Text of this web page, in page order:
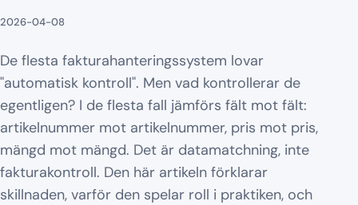
2026-04-08
De flesta fakturahanteringssystem lovar
"automatisk kontroll". Men vad kontrollerar de
egentligen? I de flesta fall jämförs fält mot fält:
artikelnummer mot artikelnummer, pris mot pris,
mängd mot mängd. Det är datamatchning, inte
fakturakontroll. Den här artikeln förklarar
skillnaden, varför den spelar roll i praktiken, och